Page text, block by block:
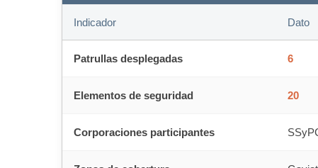
Indicador Dato
Patrullas desplegadas 6
Elementos de seguridad 20
Corporaciones participantes